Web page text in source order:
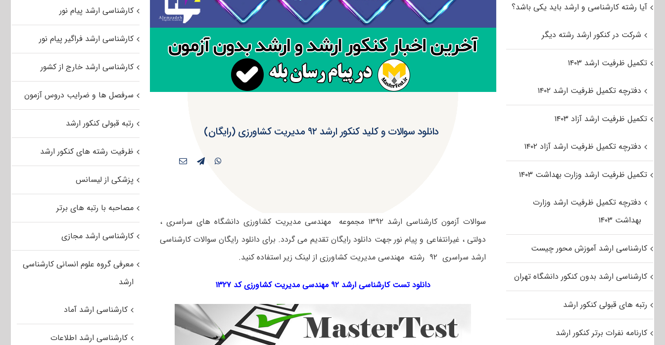
دانلود سوالات و کلید کنکور ارشد ۹۲ مدیریت کشاورزی (رایگان)
سوالات آزمون کارشناسی ارشد ۱۳۹۲ مجموعه مهندسی مدیریت کشاورزی دانشگاه های سراسری ،
دولتی ، غیرانتفاعی و پیام نور جهت دانلود رایگان تقدیم می گردد. برای دانلود رایگان سوالات کارشناسی
ارشد سراسری ۹۲ رشته مهندسی مدیریت کشاورزی از لینک زیر استفاده کنید.
دانلود تست کارشناسی ارشد ۹۲ مهندسی مدیریت کشاورزی کد ۱۳۲۷
کارشناسی ارشد پیام نور
کارشناسی ارشد فراگیر پیام نور
کارشناسی ارشد خارج از کشور
سرفصل ها و ضرایب دروس آزمون
رتبه قبولی کنکور ارشد
ظرفیت رشته های کنکور ارشد
پزشکی از لیسانس
مصاحبه با رتبه های برتر
کارشناسی ارشد مجازی
معرفی گروه علوم انسانی کارشناسی
ارشد
کارشناسی ارشد آماد
کارشناسی ارشد اطلاعات
آیا رشته کارشناسی و ارشد باید یکی باشد؟
شرکت در کنکور ارشد رشته دیگر
تکمیل ظرفیت ارشد ۱۴۰۳
دفترچه تکمیل ظرفیت ارشد ۱۴۰۲
تکمیل ظرفیت ارشد آزاد ۱۴۰۳
دفترچه تکمیل ظرفیت ارشد آزاد ۱۴۰۲
تکمیل ظرفیت ارشد وزارت بهداشت ۱۴۰۳
دفترچه تکمیل ظرفیت ارشد وزارت
بهداشت ۱۴۰۳
کارشناسی ارشد آموزش محور چیست
کارشناسی ارشد بدون کنکور دانشگاه تهران
رتبه های قبولی کنکور ارشد
کارنامه نفرات برتر کنکور ارشد